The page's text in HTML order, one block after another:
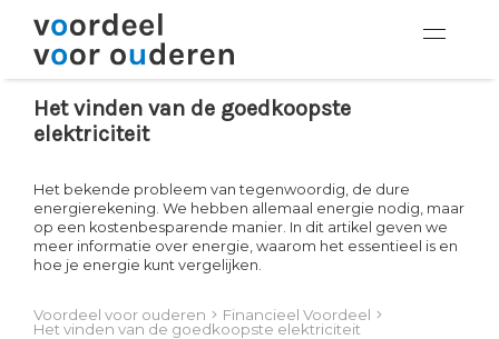
Het vinden van de goedkoopste
elektriciteit
Het bekende probleem van tegenwoordig, de dure
energierekening. We hebben allemaal energie nodig, maar
op een kostenbesparende manier. In dit artikel geven we
meer informatie over energie, waarom het essentieel is en
hoe je energie kunt vergelijken.
Voordeel voor ouderen
Financieel Voordeel
Het vinden van de goedkoopste elektriciteit